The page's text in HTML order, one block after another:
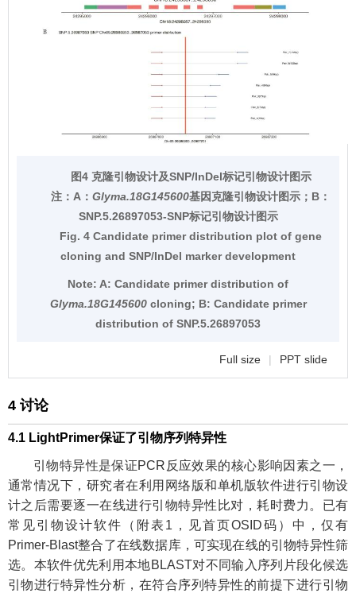
图4 克隆引物设计及SNP/InDel标记引物设计图示
注： A： Glyma.18G145600基因克隆引物设计图示；B：
SNP.5.26897053-SNP标记引物设计图示
Fig. 4 Candidate primer distribution plot of gene
cloning and SNP/InDel marker development
Note: A: Candidate primer distribution of
Glyma.18G145600cloning; B: Candidate primer
distribution of SNP.5.26897053
Full size | PPT slide
4 讨论
4.1 LightPrimer保证了引物序列特异性
引物特异性是保证PCR反应效果的核心影响因素之一，
通常情况下，研究者在利用网络版和单机版软件进行引物设
计之后需要逐一在线进行引物特异性比对，耗时费力。已有
常见引物设计软件（附表1，见首页OSID码）中，仅有
Primer-Blast整合了在线数据库，可实现在线的引物特异性筛
选。本软件优先利用本地BLAST对不同输入序列片段化候选
引物进行特异性分析，在符合序列特异性的前提下进行引物